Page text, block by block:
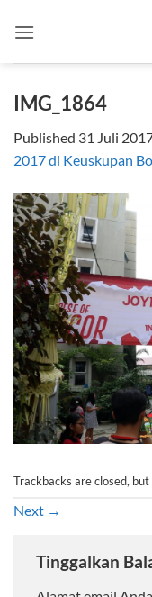
IMG_1864
Published 31 Juli
2017 di Keuskupan
Trackbacks are closed, but
Next →
Tinggalkan